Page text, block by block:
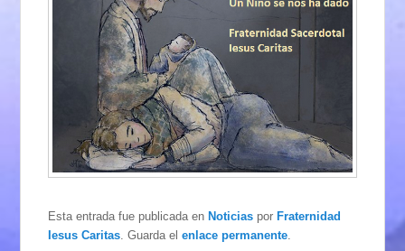
Esta entrada fue publicada enNoticias porFraternidad
Iesus Caritas . Guarda elenlace permanente